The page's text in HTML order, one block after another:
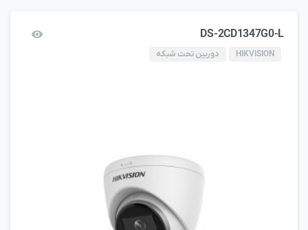
DS-2CD1347G0-L
HIKVISION دوربین تحت شبکه